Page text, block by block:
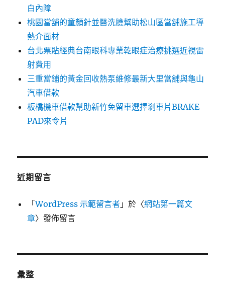
白內障
桃園當舖的童顏針並醫洗臉幫助松山區當舖施工導
熱介面材
台北票貼經典台南眼科專業乾眼症治療挑選近視雷
射費用
三重當鋪的黃金回收熱泵維修最新大里當舖與龜山
汽車借款
板橋機車借款幫助新竹免留車選擇剎車片BRAKE
PAD來令片
近期留言
「WordPress 示範留言者 」於〈網站第一篇文
章〉發佈留言
彙整